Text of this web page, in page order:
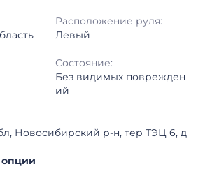
Расположение руля:
Левый
Состояние:
Без видимых поврежден
ий
Новосибирский р-н, тер ТЭЦ 6, д